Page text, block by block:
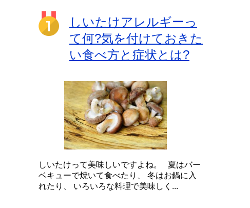
しいたけアレルギーっ
て何?気を付けておきた
い食べ方と症状とは?
しいたけって美味しいですよね。 夏はバー
ベキューで焼いて食べたり、 冬はお鍋に入
れたり、 いろいろな料理で美味しく...